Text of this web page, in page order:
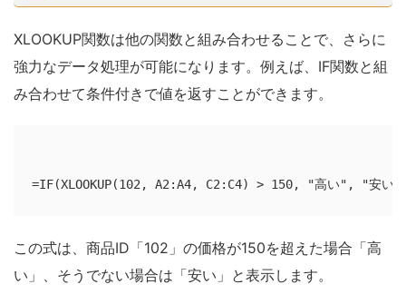
XLOOKUP関数は他の関数と組み合わせることで、さらに
強力なデータ処理が可能になります。例えば、IF関数と組
み合わせて条件付きで値を返すことができます。
この式は、商品ID「102」の価格が150を超えた場合「高
い」、そうでない場合は「安い」と表示します。